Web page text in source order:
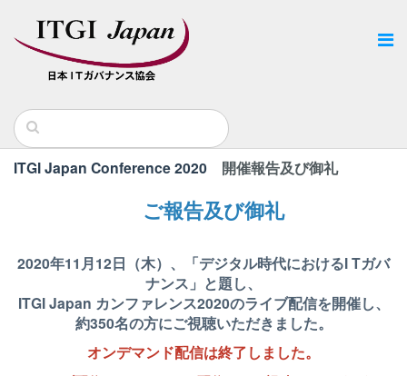
ITGI Japan Conference 2020 開催報告及び御礼
ご報告及び御礼
2020年11月12日（木）、「デジタル時代におけるI Tガバ
ナンス」と題し、
ITGI Japan カンファレンス2020のライブ配信を開催し、
約350名の方にご視聴いただきました。
オンデマンド配信は終了しました。